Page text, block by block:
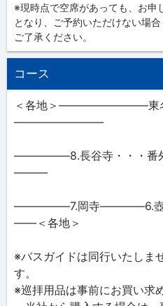
※現時点で空席があっても、お申
となり、ご予約いただけない場
ご了承ください。
コース
＜各地＞――――――――東名
――――――――
―――――8.長谷寺・・・番
―――
―――――7.岡寺――――6.壺
――＜各地＞
※バスガイドは同行いたしま
す。
※巡拝用品は事前にお買い求